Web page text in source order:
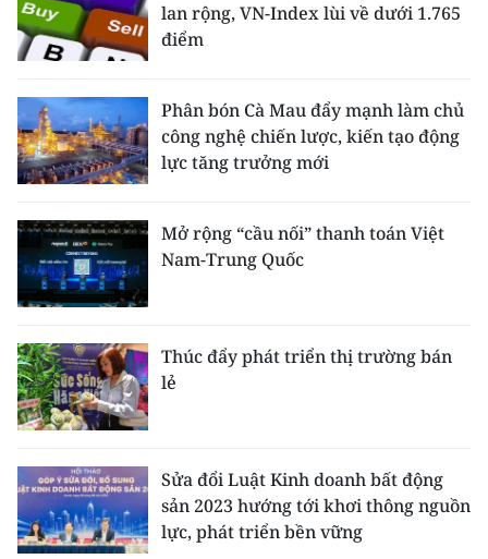
lan rộng, VN-Index lùi về dưới 1.765
điểm
Phân bón Cà Mau đẩy mạnh làm chủ
công nghệ chiến lược, kiến tạo động
lực tăng trưởng mới
Mở rộng “cầu nối” thanh toán Việt
Nam-Trung Quốc
Thúc đẩy phát triển thị trường bán
lẻ
Sửa đổi Luật Kinh doanh bất động
sản 2023 hướng tới khơi thông nguồn
lực, phát triển bền vững